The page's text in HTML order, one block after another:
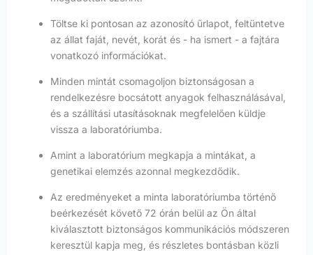
Töltse ki pontosan az azonosító űrlapot, feltüntetve
az állat faját, nevét, korát és - ha ismert - a fajtára
vonatkozó információkat.
Minden mintát csomagoljon biztonságosan a
rendelkezésre bocsátott anyagok felhasználásával,
és a szállítási utasításoknak megfelelően küldje
vissza a laboratóriumba.
Amint a laboratórium megkapja a mintákat, a
genetikai elemzés azonnal megkezdődik.
Az eredményeket a minta laboratóriumba történő
beérkezését követő 72 órán belül az Ön által
kiválasztott biztonságos kommunikációs módszeren
keresztül kapja meg, és részletes bontásban közli